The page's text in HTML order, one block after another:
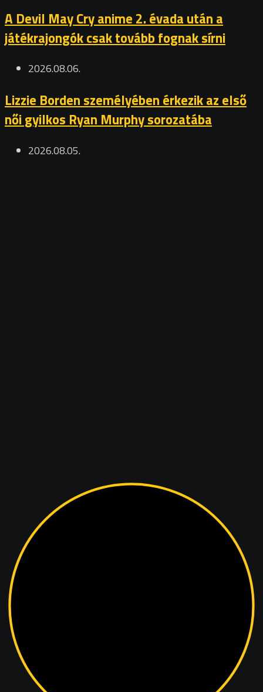
A Devil May Cry anime 2. évada után a
játékrajongók csak tovább fognak sírni
2026.08.06.
Lizzie Borden személyében érkezik az első
női gyilkos Ryan Murphy sorozatába
2026.08.05.